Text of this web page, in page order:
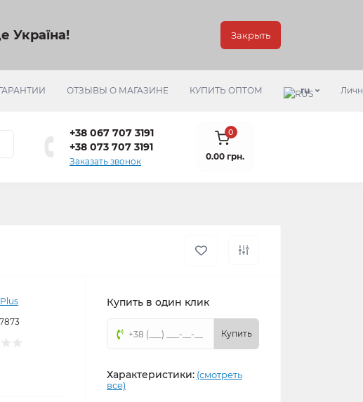
Україна! Закрыть
ОТЗЫВЫ О МАГАЗИНЕ КУПИТЬ ОПТОМ ru
+38 067 707 3191
+38 073 707 3191
Заказать звонок
0
0.00 грн.
Купить в один клик
Купить
Характеристики: (смотреть
все)